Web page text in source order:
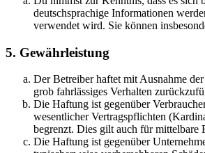
deutschsprachige Informationen
verwendet wird. Sie können
5. Gewährleistung
Der Betreiber haftet mit Ausnahme
grob fahrlässiges Verhalten
Die Haftung ist gegenüber
wesentlicher Vertragspflichten
begrenzt. Dies gilt auch für mittelbare
Die Haftung ist gegenüber